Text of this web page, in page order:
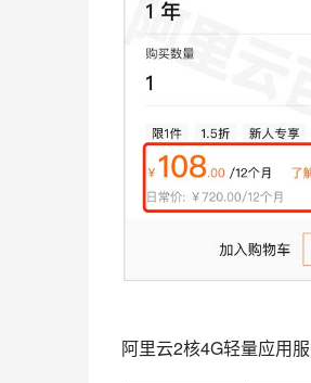
阿里云2核4G轻量应用